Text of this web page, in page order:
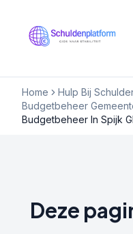
Home
Hulp Bij
Budgetbeheer
Budgetbeheer In Spijk
Deze